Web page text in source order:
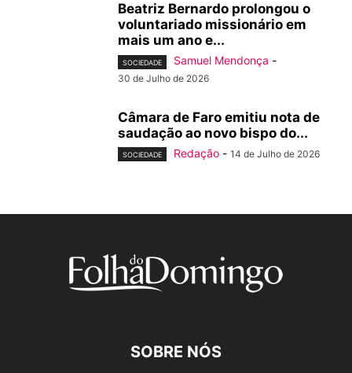
Beatriz Bernardo prolongou o
voluntariado missionário em
mais um ano e...
SOCIEDADE Samuel Mendonça -
30 de Julho de 2026
Câmara de Faro emitiu nota de
saudação ao novo bispo do...
SOCIEDADE Redação - 14 de Julho de 2026
SOBRE NÓS